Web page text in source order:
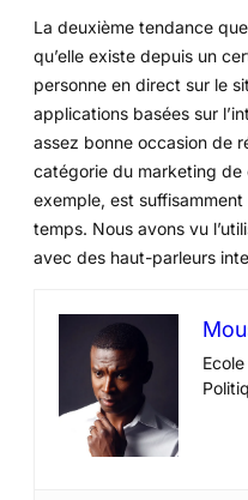
La deuxième tendance
qu’elle existe depuis un
personne en direct sur le
applications basées sur
assez bonne occasion de
catégorie du marketing de
exemple, est
temps. Nous avons vu
avec des haut-parleurs